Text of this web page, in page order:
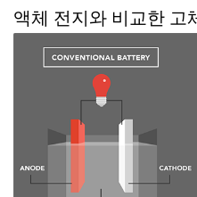
액체 전지와 비교한 고